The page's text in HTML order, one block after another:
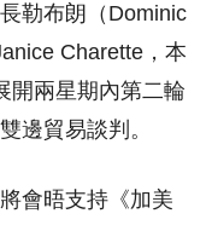
勒布朗（Dominic
Charette，本
開兩星期內第二輪
邊貿易談判。
會晤支持《加美